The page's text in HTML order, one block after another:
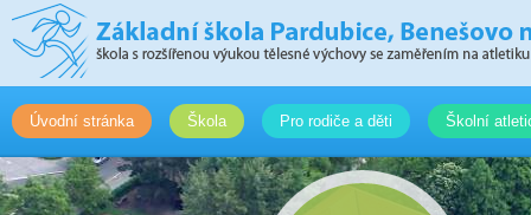
Úvodní stránka Škola Pro rodiče a děti Školní